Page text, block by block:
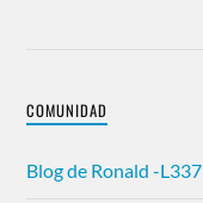
COMUNIDAD
Blog de Ronald -L337